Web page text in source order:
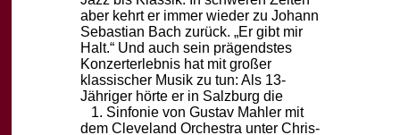
aber kehrt er immer wieder zu Johann
Sebastian Bach zurück. „Er gibt mir
Halt.“ Und auch sein prägendstes
Konzerterlebnis hat mit großer
klassischer Musik zu tun: Als 13-
Jähriger hörteer in Salzburg die
1. Sinfonie von Gustav Mahler mit
dem Cleveland Orchestra unter Chris-